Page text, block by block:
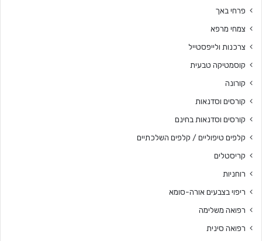
פרחי באך
צמחי מרפא
צרכנות ולייפסטייל
קוסמטיקה טבעית
קורונה
קורסים וסדנאות
קורסים וסדנאות בחינם
קלפים טיפוליים / קלפים השלכתיים
קריסטלים
רוחניות
ריפוי בצבעים אורה-סומא
רפואה משלימה
רפואה סינית